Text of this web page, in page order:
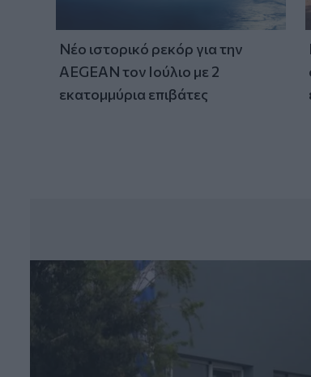
Νέο ιστορικό ρεκόρ για την
AEGEAN τον Ιούλιο με 2
εκατομμύρια επιβάτες